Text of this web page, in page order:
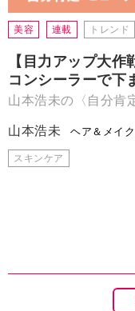
美容 連載 トレンド
【目力アップ大作
コンシーラーで下
山本浩未の〈自分肯
山本浩未 ヘア＆メイ
スキンケア